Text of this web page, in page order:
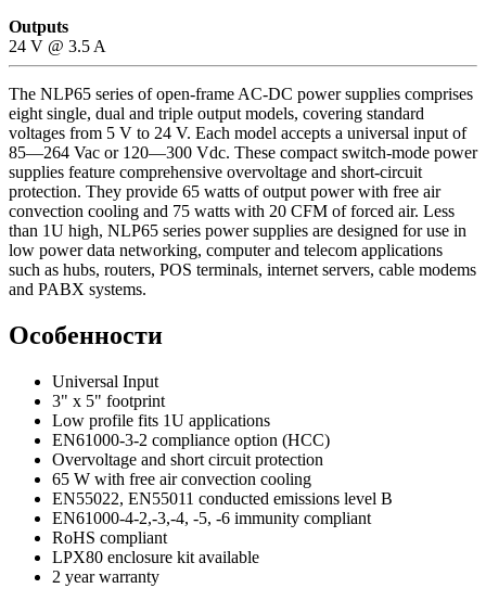
Outputs
24 V @ 3.5 A
The NLP65 series of open-frame AC-DC power supplies comprises
eight single, dual and triple output models, covering standard
voltages from 5 V to 24 V. Each model accepts a universal input of
85—264 Vac or 120—300 Vdc. These compact switch-mode power
supplies feature comprehensive overvoltage and short-circuit
protection. They provide 65 watts of output power with free air
convection cooling and 75 watts with 20 CFM of forced air. Less
than 1U high, NLP65 series power supplies are designed for use in
low power data networking, computer and telecom applications
such as hubs, routers, POS terminals, internet servers, cable modems
and PABX systems.
Особенности
Universal Input
3" x 5" footprint
Low profile fits 1U applications
EN61000-3-2 compliance option (HCC)
Overvoltage and short circuit protection
65 W with free air convection cooling
EN55022, EN55011 conducted emissions level B
EN61000-4-2,-3,-4, -5, -6 immunity compliant
RoHS compliant
LPX80 enclosure kit available
2 year warranty